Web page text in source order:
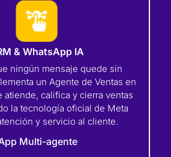
& WhatsApp IA
ningún mensaje quede sin
un Agente de Ventas en
atiende, califica y cierra ventas
la tecnología oficial de Meta
y servicio al cliente.
Multi-agente